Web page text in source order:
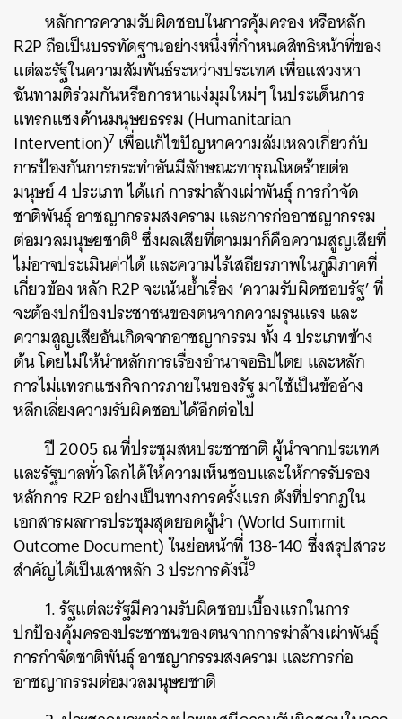
หลักการความรับผิดชอบในการคุ้มครอง หรือหลัก
R2P ถือเป็นบรรทัดฐานอย่างหนึ่งที่กำหนดสิทธิหน้าที่ของ
แต่ละรัฐในความสัมพันธ์ระหว่างประเทศ เพื่อแสวงหา
ฉันทามติร่วมกันหรือการหาแง่มุมใหม่ๆ ในประเด็นการ
แทรกแซงด้านมนุษยธรรม (Humanitarian
Intervention)7 เพื่อแก้ไขปัญหาความล้มเหลวเกี่ยวกับ
การป้องกันการกระทำอันมีลักษณะทารุณโหดร้ายต่อ
มนุษย์ 4 ประเภท ได้แก่ การฆ่าล้างเผ่าพันธุ์ การกำจัด
ชาติพันธุ์ อาชญากรรมสงคราม และการก่ออาชญากรรม
ต่อมวลมนุษยชาติ8 ซึ่งผลเสียที่ตามมาก็คือความสูญเสียที่
ไม่อาจประเมินค่าได้ และความไร้เสถียรภาพในภูมิภาคที่
เกี่ยวข้อง หลัก R2P จะเน้นย้ำเรื่อง ‘ความรับผิดชอบรัฐ’ ที่
จะต้องปกป้องประชาชนของตนจากความรุนแรง และ
ความสูญเสียอันเกิดจากอาชญากรรม ทั้ง 4 ประเภทข้าง
ต้น โดยไม่ให้นำหลักการเรื่องอำนาจอธิปไตย และหลัก
การไม่แทรกแซงกิจการภายในของรัฐ มาใช้เป็นข้ออ้าง
หลีกเลี่ยงความรับผิดชอบได้อีกต่อไป
ปี 2005 ณ ที่ประชุมสหประชาชาติ ผู้นำจากประเทศ
และรัฐบาลทั่วโลกได้ให้ความเห็นชอบและให้การรับรอง
หลักการ R2P อย่างเป็นทางการครั้งแรก ดังที่ปรากฏใน
เอกสารผลการประชุมสุดยอดผู้นำ (World Summit
Outcome Document) ในย่อหน้าที่ 138-140 ซึ่งสรุปสาระ
สำคัญได้เป็นเสาหลัก 3 ประการดังนี้9
1. รัฐแต่ละรัฐมีความรับผิดชอบเบื้องแรกในการ
ปกป้องคุ้มครองประชาชนของตนจากการฆ่าล้างเผ่าพันธุ์
การกำจัดชาติพันธุ์ อาชญากรรมสงคราม และการก่อ
อาชญากรรมต่อมวลมนุษยชาติ